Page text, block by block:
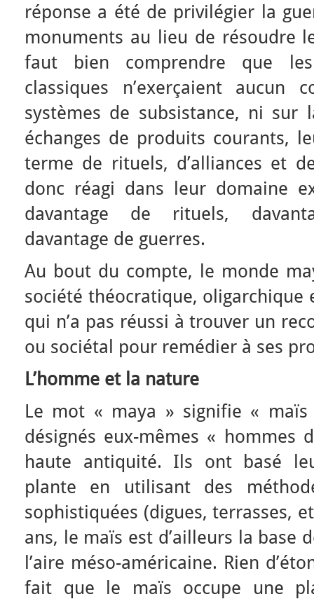
réponse a été de privilégier la
monuments au lieu de résoudre
faut bien comprendre que
classiques n’exerçaient aucun
systèmes de subsistance, ni
échanges de produits courants,
terme de rituels, d’alliances et
donc réagi dans leur domaine
davantage de rituels,
davantage de guerres.
Au bout du compte, le monde
société théocratique,
qui n’a pas réussi à trouver un
ou sociétal pour remédier à ses
L’homme et la nature
Le mot « maya » signifie «
désignés eux-mêmes « hommes
haute antiquité. Ils ont basé
plante en utilisant des
sophistiquées (digues, terrasses,
ans, le maïs est d’ailleurs la base
l’aire méso-américaine. Rien
fait que le maïs occupe une